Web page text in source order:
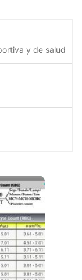
y de salud